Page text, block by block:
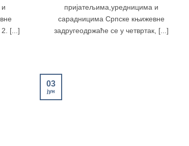
2. [...]
пријатељима,уредницима и
сарадницима Српске књижевне
задругеодржаће се у четвртак, [...]
03
јун